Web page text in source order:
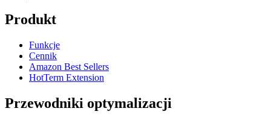
Produkt
Funkcje
Cennik
Amazon Best Sellers
HotTerm Extension
Przewodniki optymalizacji